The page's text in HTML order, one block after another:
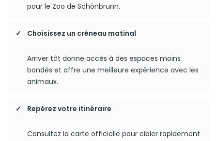
pour le Zoo de Schönbrunn.
Choisissez un créneau matinal
Arriver tôt donne accès à des espaces moins
bondés et offre une meilleure expérience avec les
animaux.
Repérez votre itinéraire
Consultez la carte officielle pour cibler rapidement